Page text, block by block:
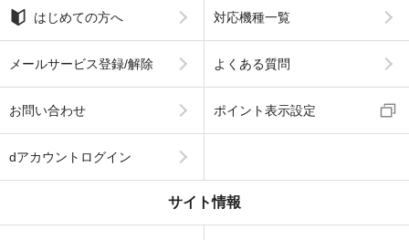
はじめての方へ 対応機種一覧
メールサービス登録/解除 よくある質問
お問い合わせ ポイント表示設定
dアカウントログイン
サイト情報